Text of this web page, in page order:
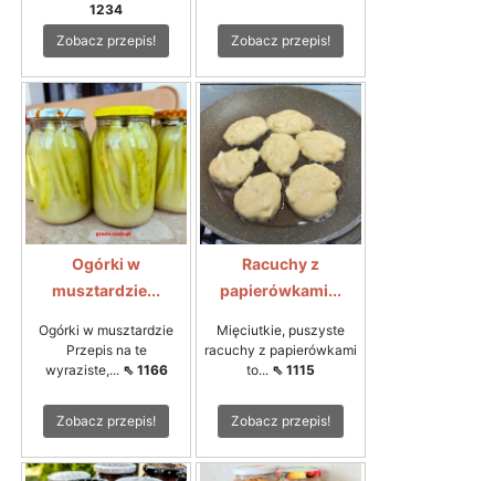
1234
Zobacz przepis!
Zobacz przepis!
Ogórki w
musztardzie...
Ogórki w musztardzie
Przepis na te
wyraziste,... ⇖ 1166
Zobacz przepis!
Racuchy z
papierówkami...
Mięciutkie, puszyste
racuchy z papierówkami
to... ⇖ 1115
Zobacz przepis!